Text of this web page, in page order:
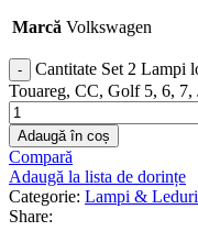
Marcă Volkswagen
Cantitate Set 2 Lampi
Touareg, CC, Golf 5, 6,
Adaugă în coș
Compară
Adaugă la lista de dorințe
Categorie: Lampi &
Share: